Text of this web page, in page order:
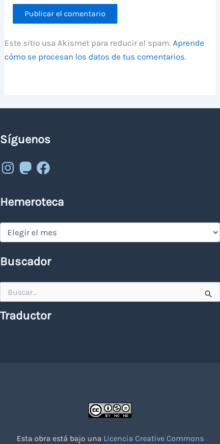
Este sitio usa Akismet para reducir el spam.Aprende
cómo se procesan los datos de tus comentarios.
Síguenos
Instagram
MastodonFacebook
Hemeroteca
Hemeroteca
Buscador
por:
Traductor
Esta obra está bajo una Licencia Creative Commons